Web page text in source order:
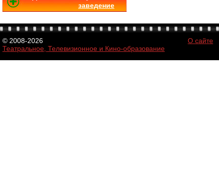
заведение
© 2008-2026
Театральное, Телевизионное и Кино-образование
О сайте